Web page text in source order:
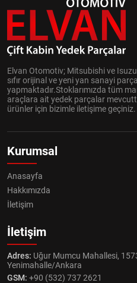
Elvan Otomotiv; Mitsubishi ve
sıfır orijinal ve yeni yan sanayi parça
yapmaktadır.Stoklarımızda tüm
araçlara ait yedek parçalar
ürünler için bizimle iletişime geçiniz.
Kurumsal
Anasayfa
Hakkımızda
İletişim
İletişim
Adres: Uğur Mumcu Mahallesi,
Yenimahalle/Ankara
GSM: +90 (532) 737 2621